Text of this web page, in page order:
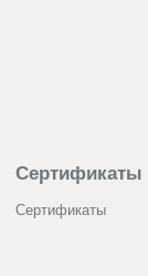
Сертификаты
Сертификаты